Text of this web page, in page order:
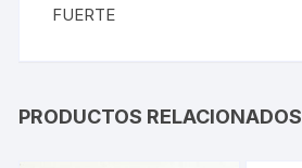
FUERTE
PRODUCTOS RELACIONADOS